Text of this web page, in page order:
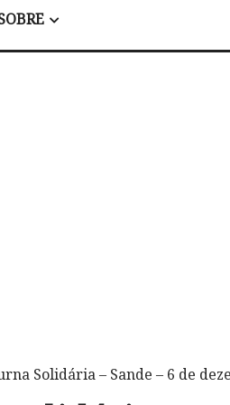
Solidária – Sande – 6 de